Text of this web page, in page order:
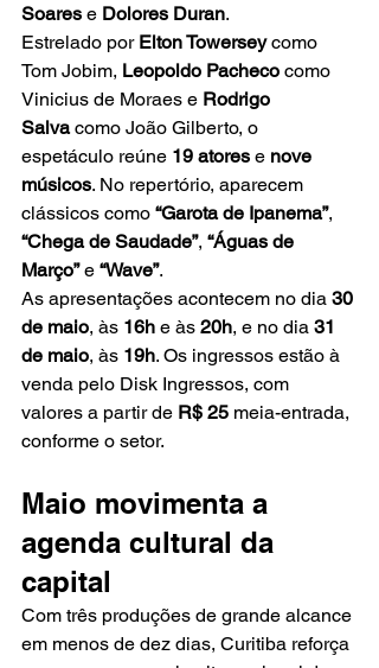
Soares e Dolores Duran.
Estrelado por Elton Towersey como
Tom Jobim, Leopoldo Pacheco como
Vinicius de Moraes e Rodrigo
Salva como João Gilberto, o
espetáculo reúne 19 atores e nove
músicos. No repertório, aparecem
clássicos como “Garota de Ipanema”,
“Chega de Saudade”, “Águas de
Março” e “Wave”.
As apresentações acontecem no dia 30
de maio, às 16h e às 20h, e no dia 31
de maio, às 19h. Os ingressos estão à
venda pelo Disk Ingressos, com
valores a partir de R$ 25 meia-entrada,
conforme o setor.
Maio movimenta a
agenda cultural da
capital
Com três produções de grande alcance
em menos de dez dias, Curitiba reforça